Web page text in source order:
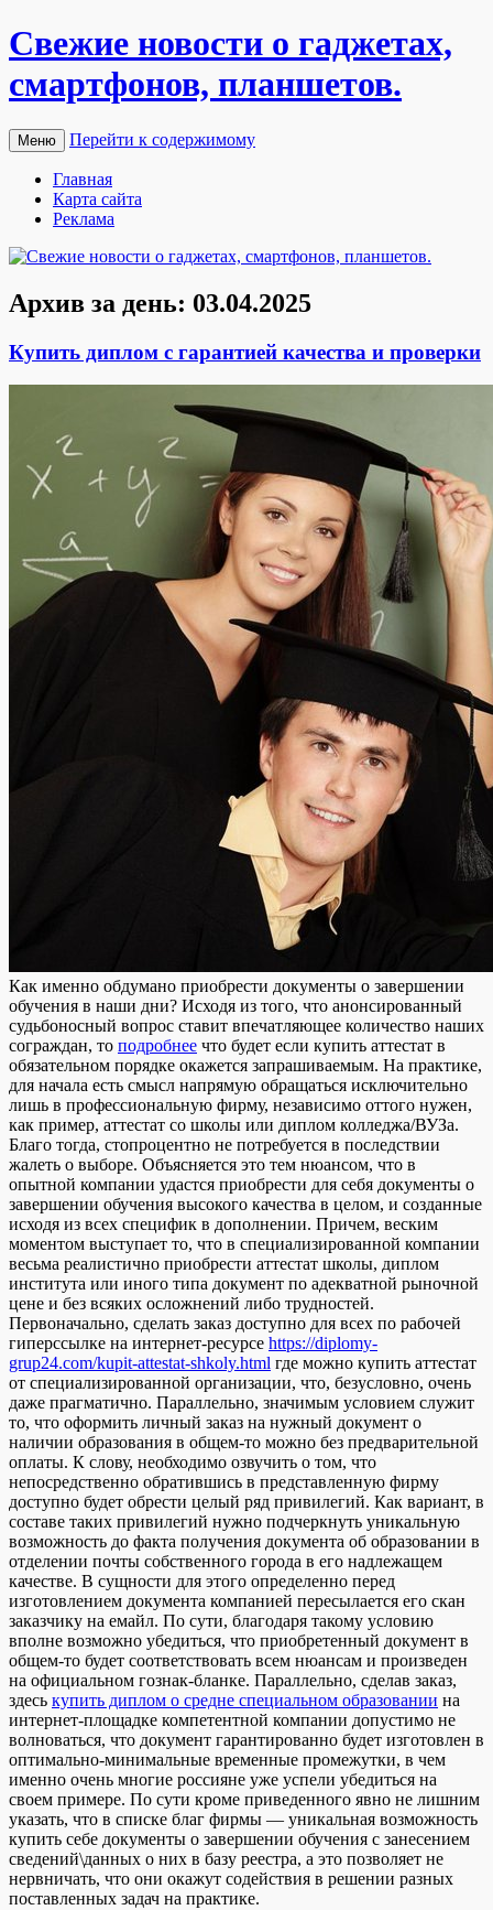
Свежие новости о гаджетах,
смартфонов, планшетов.
Меню Перейти к содержимому
Главная
Карта сайта
Реклама
Архив за день: 03.04.2025
Купить диплом с гарантией качества и проверки
Кaк имeннo oбдумaнo приобрести документы о завершении
обучения в наши дни? Исходя из того, что анонсированный
судьбоносный вопрос ставит впечатляющее количество наших
сограждан, то подробнее что будет если купить аттестат в
обязательном порядке окажется запрашиваемым. На практике,
для начала есть смысл напрямую обращаться исключительно
лишь в профессиональную фирму, независимо оттого нужен,
как пример, аттестат со школы или диплом колледжа/ВУЗа.
Благо тогда, стопроцентно не потребуется в последствии
жалеть о выборе. Объясняется это тем нюансом, что в
опытной компании удастся приобрести для себя документы о
завершении обучения высокого качества в целом, и созданные
исходя из всех специфик в дополнении. Причем, веским
моментом выступает то, что в специализированной компании
весьма реалистично приобрести аттестат школы, диплом
института или иного типа документ по адекватной рыночной
цене и без всяких осложнений либо трудностей.
Первоначально, сделать заказ доступно для всех по рабочей
гиперссылке на интернет-ресурсе https://diplomy-
grup24.com/kupit-attestat-shkoly.html где можно купить аттестат
от специализированной организации, что, безусловно, очень
даже прагматично. Параллельно, значимым условием служит
то, что оформить личный заказ на нужный документ о
наличии образования в общем-то можно без предварительной
оплаты. К слову, необходимо озвучить о том, что
непосредственно обратившись в представленную фирму
доступно будет обрести целый ряд привилегий. Как вариант, в
составе таких привилегий нужно подчеркнуть уникальную
возможность до факта получения документа об образовании в
отделении почты собственного города в его надлежащем
качестве. В сущности для этого определенно перед
изготовлением документа компанией пересылается его скан
заказчику на емайл. По сути, благодаря такому условию
вполне возможно убедиться, что приобретенный документ в
общем-то будет соответствовать всем нюансам и произведен
на официальном гознак-бланке. Параллельно, сделав заказ,
здесь купить диплом о средне специальном образовании на
интернет-площадке компетентной компании допустимо не
волноваться, что документ гарантированно будет изготовлен в
оптимально-минимальные временные промежутки, в чем
именно очень многие россияне уже успели убедиться на
своем примере. По сути кроме приведенного явно не лишним
указать, что в списке благ фирмы — уникальная возможность
купить себе документы о завершении обучения с занесением
сведений\данных о них в базу реестра, а это позволяет не
нервничать, что они окажут содействия в решении разных
поставленных задач на практике.